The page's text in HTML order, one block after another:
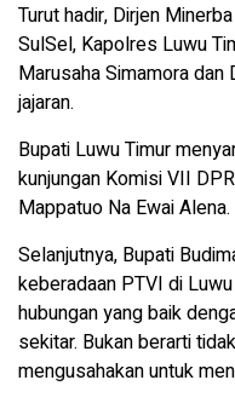
Turut hadir, Dirjen
SulSel, Kapolres Luwu
Marusaha Simamora
jajaran.
Bupati Luwu Timur
kunjungan Komisi VII
Mappatuo Na Ewai Alena.
Selanjutnya, Bupati
keberadaan PTVI di
hubungan yang baik
sekitar. Bukan berarti
mengusahakan untuk